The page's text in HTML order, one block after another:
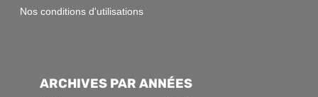
Nos conditions d'utilisations
ARCHIVES PAR ANNÉES